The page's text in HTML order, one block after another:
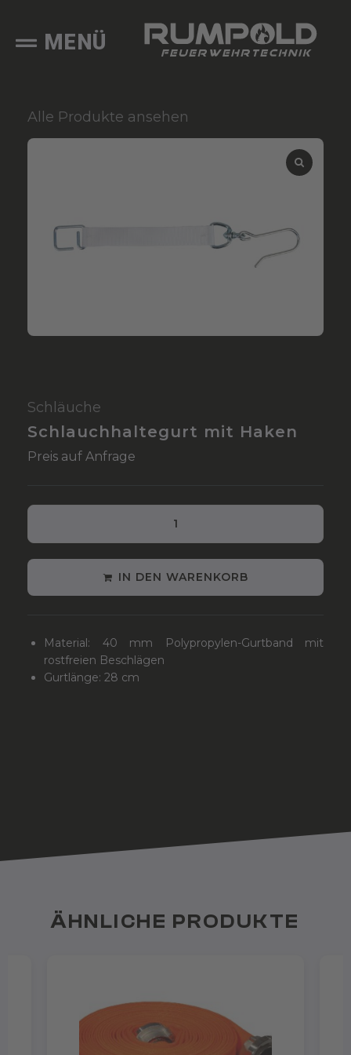
MENÜ
Alle Produkte ansehen
Schläuche
Schlauchhaltegurt mit Haken
Preis auf Anfrage
IN DEN WARENKORB
Material: 40 mm Polypropylen-Gurtband mit
rostfreien Beschlägen
Gurtlänge: 28 cm
ÄHNLICHE PRODUKTE